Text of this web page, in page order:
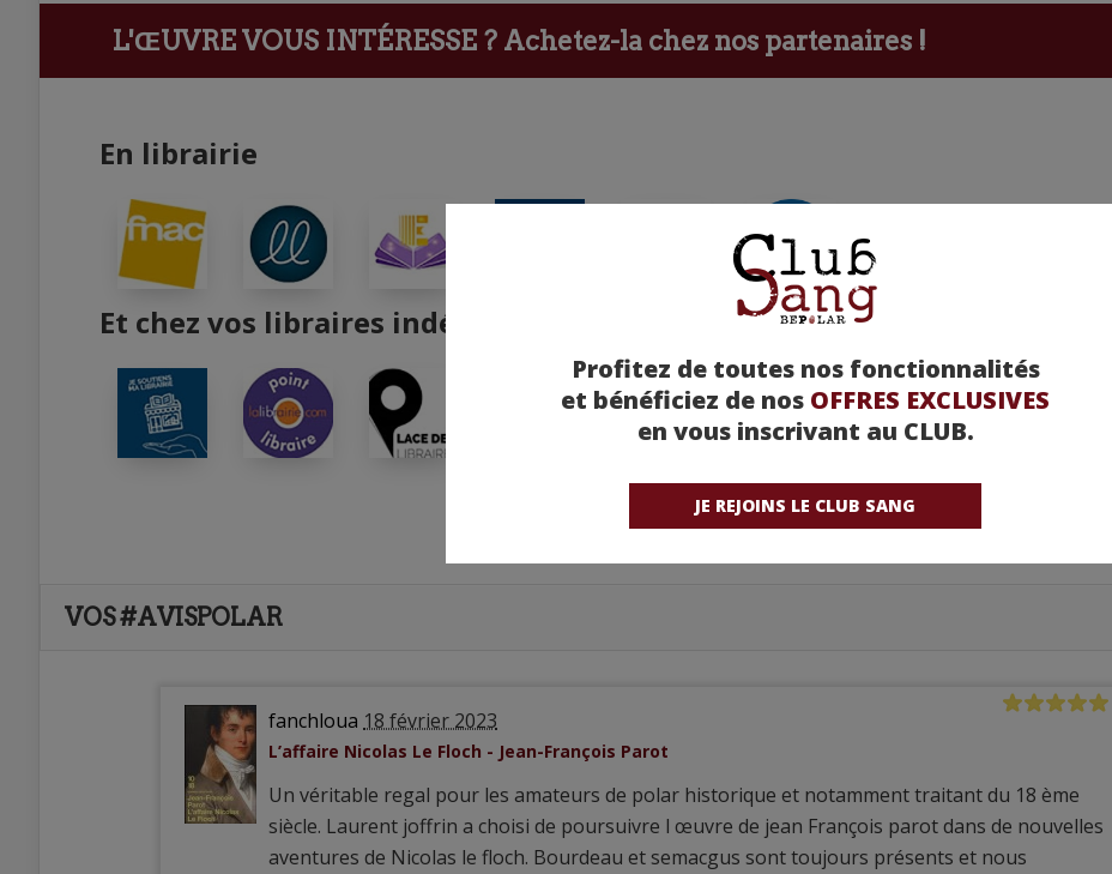
Profitez de toutes nos fonctionnalités
et bénéficiez de nos OFFRES EXCLUSIVES
en vous inscrivant au CLUB.
JE REJOINS LE CLUB SANG
L'ŒUVRE VOUS INTÉRESSE ? Achetez-la chez nos partenaires !
En librairie
Et chez vos libraires indépendants
VOS #AVISPOLAR
fanchloua 18 février 2023
L’affaire Nicolas Le Floch - Jean-François Parot
Un véritable regal pour les amateurs de polar historique et notamment traitant du 18 ème
siècle. Laurent joffrin a choisi de poursuivre l œuvre de jean François parot dans de nouvelles
aventures de Nicolas le floch. Bourdeau et semacgus sont toujours présents et nous